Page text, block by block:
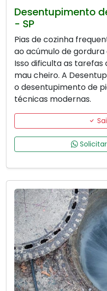
Desentupimento
- SP
Pias de cozinha
ao acúmulo de
Isso dificulta as tarefas
mau cheiro. A
o desentupimento de
técnicas modernas.